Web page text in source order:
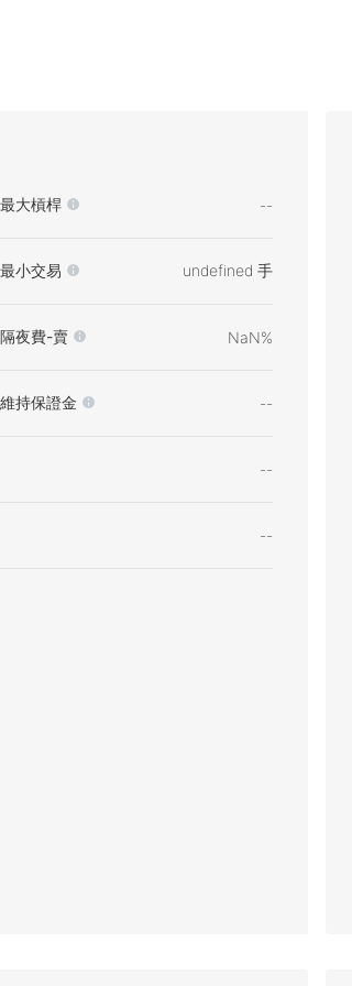
最大槓桿 --
最小交易 undefined 手
隔夜費-賣 NaN%
維持保證金 --
--
--